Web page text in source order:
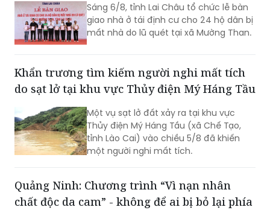
Sáng 6/8, tỉnh Lai Châu tổ chức lễ bàn
giao nhà ở tái định cư cho 24 hộ dân bị
mất nhà do lũ quét tại xã Mường Than.
Khẩn trương tìm kiếm người nghi mất tích
do sạt lở tại khu vực Thủy điện Mý Háng Tầu
Một vụ sạt lở đất xảy ra tại khu vực
Thủy điện Mý Háng Tầu (xã Chế Tạo,
tỉnh Lào Cai) vào chiều 5/8 đã khiến
một người nghi mất tích.
Quảng Ninh: Chương trình “Vì nạn nhân
chất độc da cam” - không để ai bị bỏ lại phía